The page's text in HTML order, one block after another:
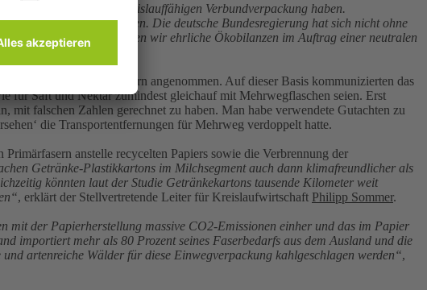
ihrer nicht kreislauffähigen Verbundverpackung haben.
Einwegverpackungen. Die deutsche Bundesregierung hat sich nicht ohne
brauchen wir ehrliche Ökobilanzen im Auftrag einer neutralen
von 1.231 Kilometern angenommen. Auf dieser Basis kommunizierten das
für Saft und Nektar zumindest gleichauf mit Mehrwegflaschen seien. Erst
mit falschen Zahlen gerechnet zu haben. Man habe verwendete Gutachten zu
die Transportentfernungen für Mehrweg verdoppelt hatte.
anstelle recycelten Papiers sowie die Verbrennung der
Getränke-Plastikkartons im Milchsegment auch dann klimafreundlicher als
könnten laut der Studie Getränkekartons tausende Kilometer weit
, erklärt der Stellvertretende Leiter für Kreislaufwirtschaft Philipp Sommer.
mit der Papierherstellung massive CO2-Emissionen einher und das im Papier
importiert mehr als 80 Prozent seines Faserbedarfs aus dem Ausland und die
artenreiche Wälder für diese Einwegverpackung kahlgeschlagen werden“,